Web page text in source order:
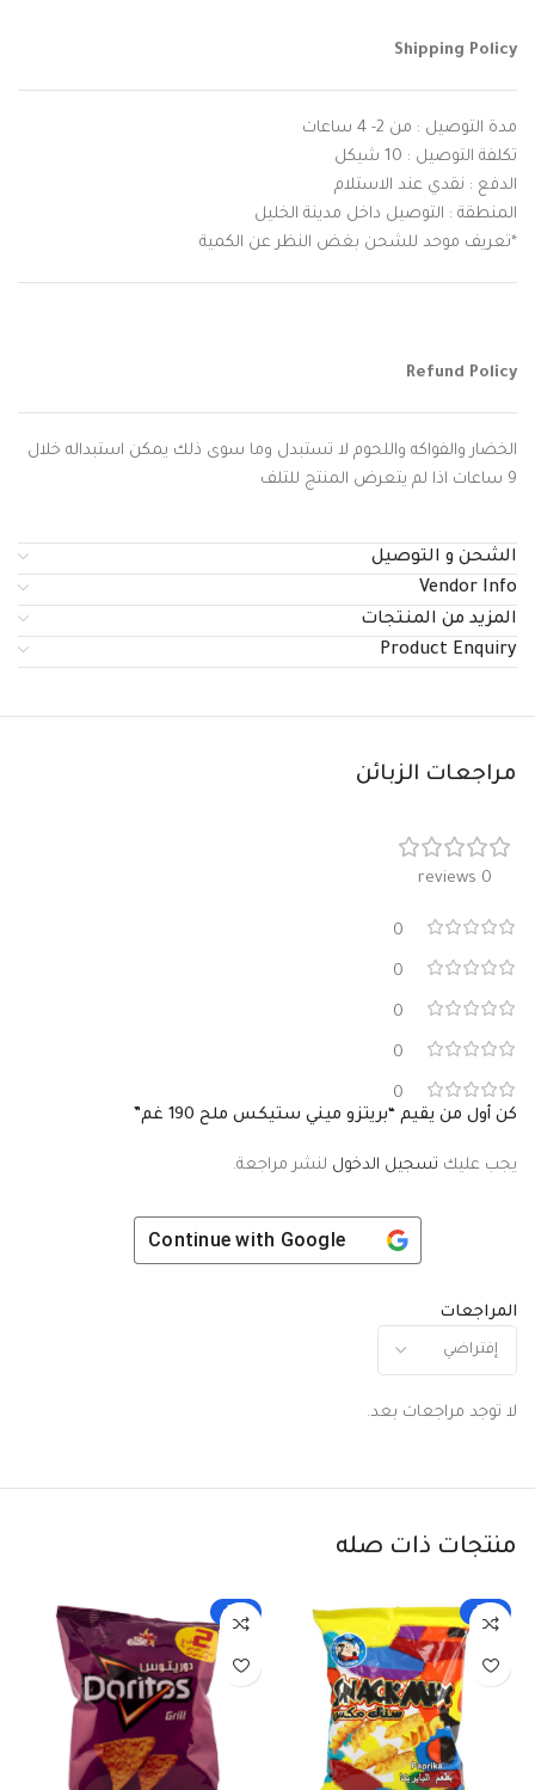
Shipping Policy
مدة التوصيل : من 2- 4 ساعات
تكلفة التوصيل : 10 شيكل
الدفع : نقدي عند الاستلام
المنطقة : التوصيل داخل مدينة الخليل
*تعريف موحد للشحن بغض النظر عن الكمية
Refund Policy
الخضار والفواكه واللحوم لا تستبدل وما سوى ذلك يمكن استبداله خلال
9 ساعات اذا لم يتعرض المنتج للتلف
الشحن و التوصيل
Vendor Info
المزيد من المنتجات
Product Enquiry
مراجعات الزبائن
0 reviews
0
0
0
0
0
المراجعات
لا توجد مراجعات بعد.
كن أول من يقيم “بريتزو ميني ستيكس ملح 190 غم”
يجب عليك تسجيل الدخول لنشر مراجعة.
Continue with Google
منتجات ذات صله
-33%
-33%